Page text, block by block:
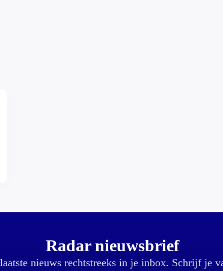
Radar nieuwsbrief
nieuws rechtstreeks in je inbox. Schrijf je